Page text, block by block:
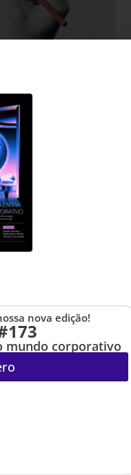
antes, mas com
exemplo: é sobre
e
construir equipes
LEITURA
nova edição!
mundo corporativo